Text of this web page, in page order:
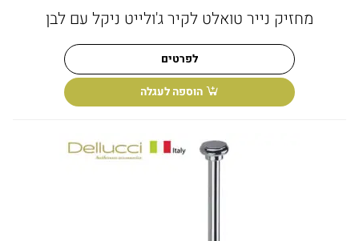
מחזיק נייר טואלט לקיר ג'ולייט ניקל עם לבן
לפרטים
הוספה לעגלה